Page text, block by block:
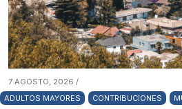
7 AGOSTO, 2026 /
ADULTOS MAYORES
CONTRIBUCIONES